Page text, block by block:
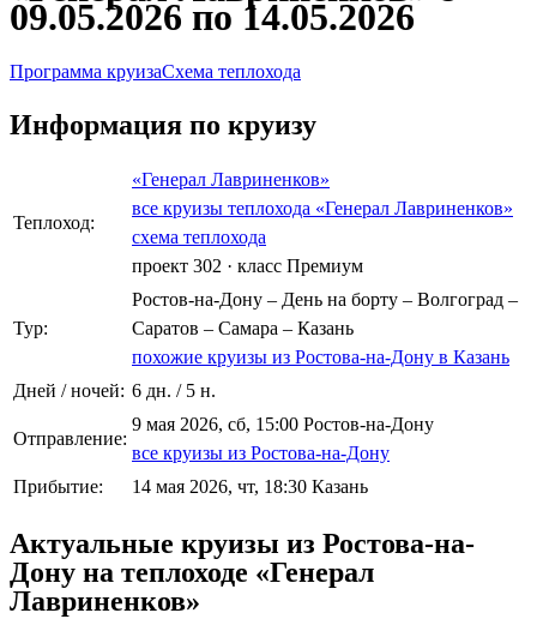
09.05.2026 по 14.05.2026
Программа круизаСхема теплохода
Информация по круизу
Теплоход:
«Генерал Лавриненков»
все круизы теплохода «Генерал Лавриненков»
схема теплохода
проект 302 · класс Премиум
Тур:
Ростов-на-Дону – День на борту – Волгоград –
Саратов – Самара – Казань
похожие круизы из Ростова-на-Дону в Казань
Дней / ночей: 6 дн. / 5 н.
Отправление:
9 мая 2026, сб, 15:00 Ростов-на-Дону
все круизы из Ростова-на-Дону
Прибытие:
14 мая 2026, чт, 18:30 Казань
Актуальные круизы из Ростова-на-
Дону на теплоходе «Генерал
Лавриненков»